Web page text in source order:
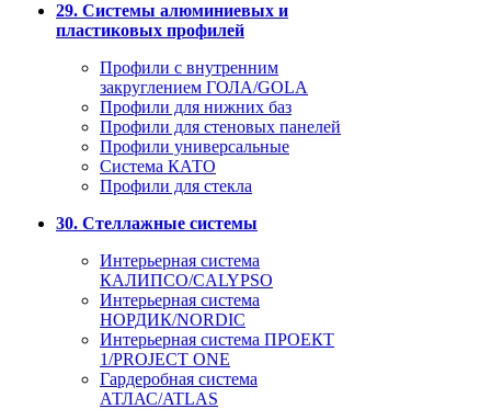
29. Системы алюминиевых и
пластиковых профилей
Профили с внутренним
закруглением ГОЛА/GOLA
Профили для нижних баз
Профили для стеновых панелей
Профили универсальные
Система КАТО
Профили для стекла
30. Стеллажные системы
Интерьерная система
КАЛИПСО/CALYPSO
Интерьерная система
НОРДИК/NORDIC
Интерьерная система ПРОЕКТ
1/PROJECT ONE
Гардеробная система
АТЛАС/ATLAS